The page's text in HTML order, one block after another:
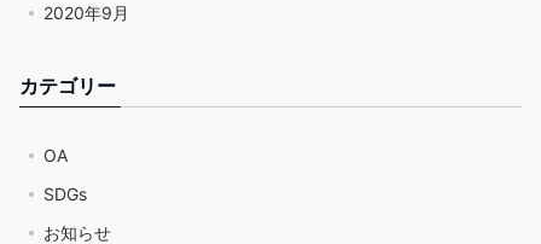
2020年9月
カテゴリー
OA
SDGs
お知らせ